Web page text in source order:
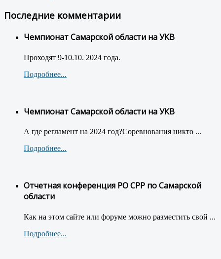
Последние комментарии
Чемпионат Самарской области на УКВ
Проходят 9-10.10. 2024 года.
Подробнее...
Чемпионат Самарской области на УКВ
А где регламент на 2024 год?Соревнования никто ...
Подробнее...
Отчетная конференция РО СРР по Самарской
области
Как на этом сайте или форуме можно разместить свой ...
Подробнее...